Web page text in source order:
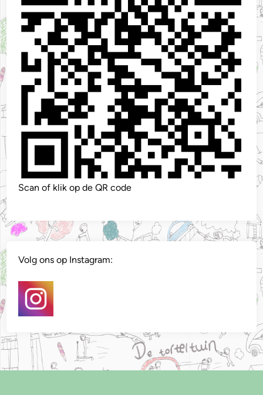
Scan of klik op de QR code
Volg ons op Instagram: